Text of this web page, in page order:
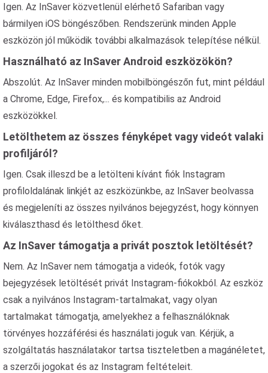
Igen. Az InSaver közvetlenül elérhető Safariban vagy
bármilyen iOS böngészőben. Rendszerünk minden Apple
eszközön jól működik további alkalmazások telepítése nélkül.
Használható az InSaver Android eszközökön?
Abszolút. Az InSaver minden mobilböngészőn fut, mint például
a Chrome, Edge, Firefox,... és kompatibilis az Android
eszközökkel.
Letölthetem az összes fényképet vagy videót valaki
profiljáról?
Igen. Csak illeszd be a letölteni kívánt fiók Instagram
profiloldalának linkjét az eszközünkbe, az InSaver beolvassa
és megjeleníti az összes nyilvános bejegyzést, hogy könnyen
kiválaszthasd és letölthesd őket.
Az InSaver támogatja a privát posztok letöltését?
Nem. Az InSaver nem támogatja a videók, fotók vagy
bejegyzések letöltését privát Instagram-fiókokból. Az eszköz
csak a nyilvános Instagram-tartalmakat, vagy olyan
tartalmakat támogatja, amelyekhez a felhasználóknak
törvényes hozzáférési és használati joguk van. Kérjük, a
szolgáltatás használatakor tartsa tiszteletben a magánéletet,
a szerzői jogokat és az Instagram feltételeit.